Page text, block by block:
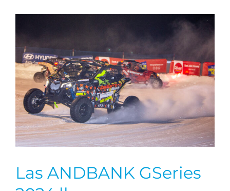
Las ANDBANK GSeries